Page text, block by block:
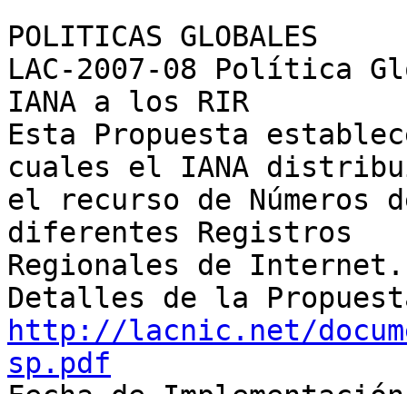
POLITICAS GLOBALES
LAC-2007-08 Política
IANA a los RIR
Esta Propuesta
cuales el IANA
el recurso de Números
diferentes Registros
Regionales de Internet.
http://lacnic.net/
sp.pdf